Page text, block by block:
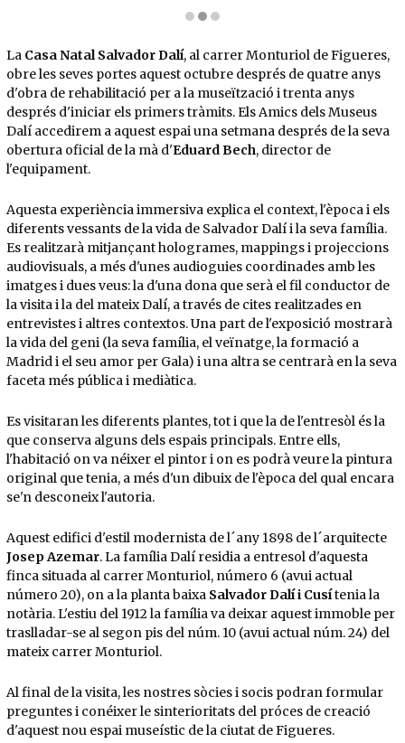
La Casa Natal Salvador Dalí, al carrer Monturiol de Figueres,
obre les seves portes aquest octubre després de quatre anys
d'obra de rehabilitació per a la museïtzació i trenta anys
després d'iniciar els primers tràmits. Els Amics dels Museus
Dalí accedirem a aquest espai una setmana després de la seva
obertura oficial de la mà d'Eduard Bech, director de
l'equipament.
Aquesta experiència immersiva explica el context, l'època i els
diferents vessants de la vida de Salvador Dalí i la seva família.
Es realitzarà mitjançant hologrames, mappings i projeccions
audiovisuals, a més d'unes audioguies coordinades amb les
imatges i dues veus: la d'una dona que serà el fil conductor de
la visita i la del mateix Dalí, a través de cites realitzades en
entrevistes i altres contextos. Una part de l'exposició mostrarà
la vida del geni (la seva família, el veïnatge, la formació a
Madrid i el seu amor per Gala) i una altra se centrarà en la seva
faceta més pública i mediàtica.
Es visitaran les diferents plantes, tot i que la de l'entresòl és la
que conserva alguns dels espais principals. Entre ells,
l'habitació on va néixer el pintor i on es podrà veure la pintura
original que tenia, a més d'un dibuix de l'època del qual encara
se'n desconeix l'autoria.
Aquest edifici d'estil modernista de l´any 1898 de l´arquitecte
Josep Azemar. La família Dalí residia a entresol d'aquesta
finca situada al carrer Monturiol, número 6 (avui actual
número 20), on a la planta baixa Salvador Dalí i Cusítenia la
notària. L'estiu del 1912 la família va deixar aquest immoble per
traslladar-se al segon pis del núm. 10 (avui actual núm. 24) del
mateix carrer Monturiol.
Al final de la visita, les nostres sòcies i socis podran formular
preguntes i conéixer le sinterioritats del próces de creació
d'aquest nou espai museístic de la ciutat de Figueres.